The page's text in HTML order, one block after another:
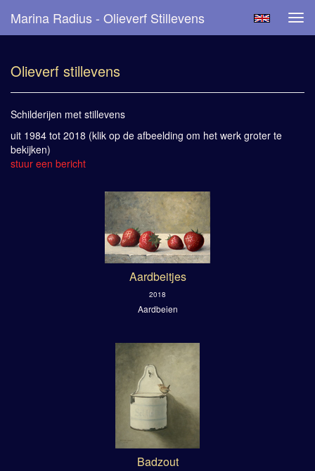
Marina Radius - Olieverf Stillevens
Olieverf stillevens
Schilderijen met stillevens
uit 1984 tot 2018 (klik op de afbeelding om het werk groter te
bekijken)
stuur een bericht
Aardbeitjes
2018
Aardbeien
Badzout